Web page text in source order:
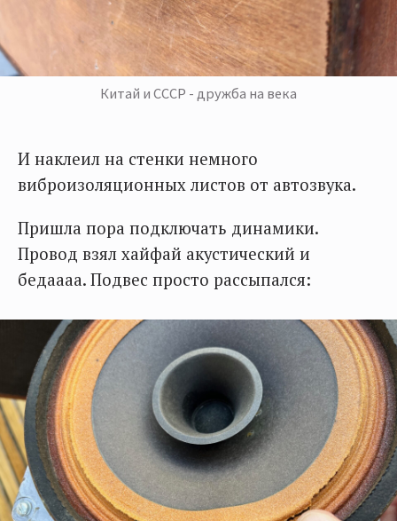
Китай и СССР - дружба на века
И наклеил на стенки немного
виброизоляционных листов от автозвука.
Пришла пора подключать динамики.
Провод взял хайфай акустический и
бедаааа. Подвес просто рассыпался: